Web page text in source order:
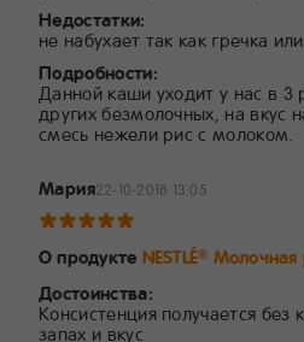
Недостатки:
не набухает так как гречка
Подробности:
Данной каши уходит у нас в 3
других безмолочных, на вкус
смесь нежели рис с молоком.
Мария22-10-2018 13:05
О продукте NESTLÉ® Молочная
Достоинства:
Консистенция получается без
запах и вкус